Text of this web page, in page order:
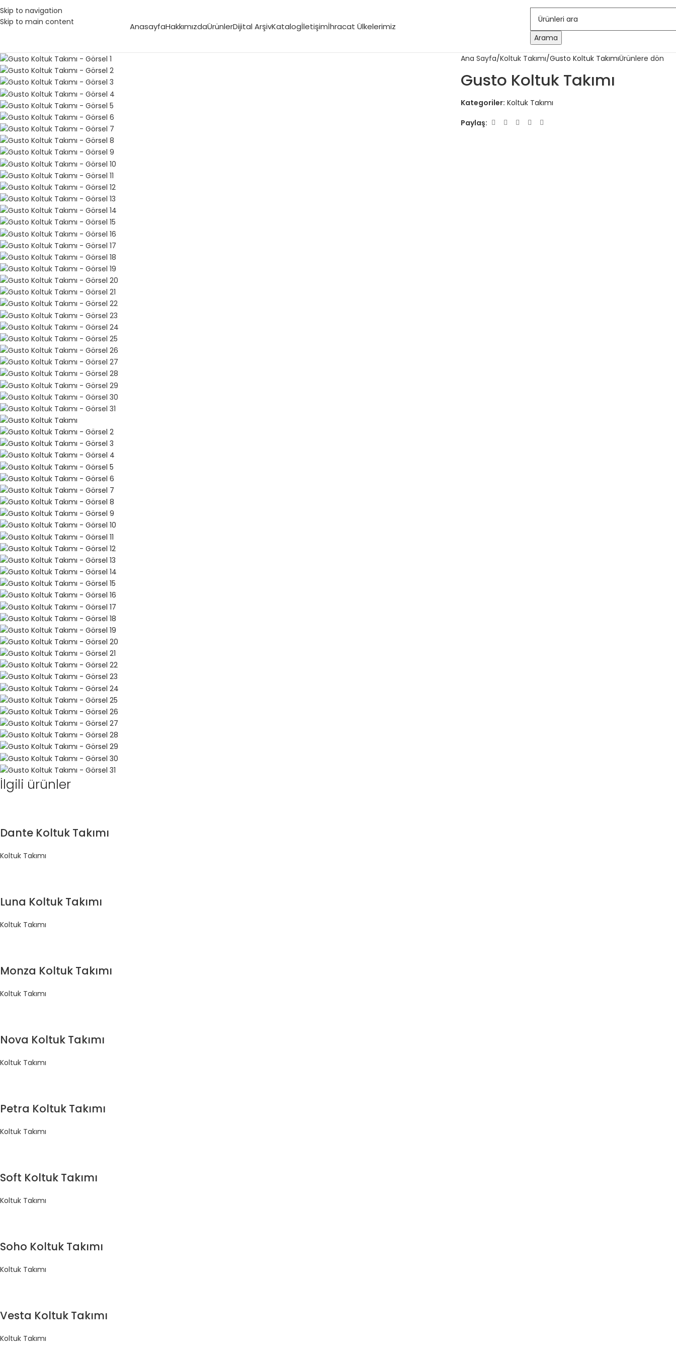
Skip to navigation
Skip to main content
AnasayfaHakkımızdaÜrünlerDijital ArşivKatalogİletişimİhracat Ülkelerimiz
Arama
Ana Sayfa Koltuk Takımı Gusto Koltuk TakımıÜrünlere dön
Gusto Koltuk Takımı
Kategoriler: Koltuk Takımı
Paylaş:
İlgili ürünler
Dante Koltuk Takımı
Koltuk Takımı
Luna Koltuk Takımı
Koltuk Takımı
Monza Koltuk Takımı
Koltuk Takımı
Nova Koltuk Takımı
Koltuk Takımı
Petra Koltuk Takımı
Koltuk Takımı
Soft Koltuk Takımı
Koltuk Takımı
Soho Koltuk Takımı
Koltuk Takımı
Vesta Koltuk Takımı
Koltuk Takımı